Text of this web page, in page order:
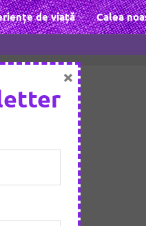
de viață Calea
×